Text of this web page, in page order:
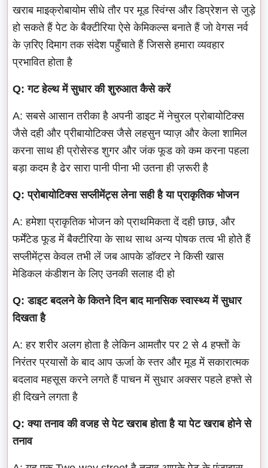
खराब माइक्रोबायोम सीधे तौर पर मूड स्विंग्स और डिप्रेशन से जुड़े
हो सकते हैं पेट के बैक्टीरिया ऐसे केमिकल्स बनाते हैं जो वेगस नर्व
के ज़रिए दिमाग तक संदेश पहुँचाते हैं जिससे हमारा व्यवहार
प्रभावित होता है
Q: गट हेल्थ में सुधार की शुरुआत कैसे करें
A: सबसे आसान तरीका है अपनी डाइट में नेचुरल प्रोबायोटिक्स
जैसे दही और प्रीबायोटिक्स जैसे लहसुन प्याज़ और केला शामिल
करना साथ ही प्रोसेस्ड शुगर और जंक फूड को कम करना पहला
बड़ा कदम है ढेर सारा पानी पीना भी उतना ही ज़रूरी है
Q: प्रोबायोटिक्स सप्लीमेंट्स लेना सही है या प्राकृतिक भोजन
A: हमेशा प्राकृतिक भोजन को प्राथमिकता दें दही छाछ, और
फर्मेंटेड फूड में बैक्टीरिया के साथ साथ अन्य पोषक तत्व भी होते हैं
सप्लीमेंट्स केवल तभी लें जब आपके डॉक्टर ने किसी खास
मेडिकल कंडीशन के लिए उनकी सलाह दी हो
Q: डाइट बदलने के कितने दिन बाद मानसिक स्वास्थ्य में सुधार
दिखता है
A: हर शरीर अलग होता है लेकिन आमतौर पर 2 से 4 हफ्तों के
निरंतर प्रयासों के बाद आप ऊर्जा के स्तर और मूड में सकारात्मक
बदलाव महसूस करने लगते हैं पाचन में सुधार अक्सर पहले हफ्ते से
ही दिखने लगता है
Q: क्या तनाव की वजह से पेट खराब होता है या पेट खराब होने से
तनाव